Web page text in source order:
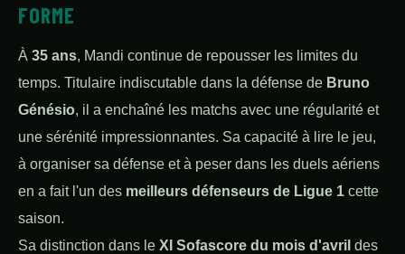
FORME
À 35 ans, Mandi continue de repousser les limites du
temps. Titulaire indiscutable dans la défense de Bruno
Génésio, il a enchaîné les matchs avec une régularité et
une sérénité impressionnantes. Sa capacité à lire le jeu,
à organiser sa défense et à peser dans les duels aériens
en a fait l'un des meilleurs défenseurs de Ligue 1 cette
saison.
Sa distinction dans le XI Sofascore du mois d'avril des